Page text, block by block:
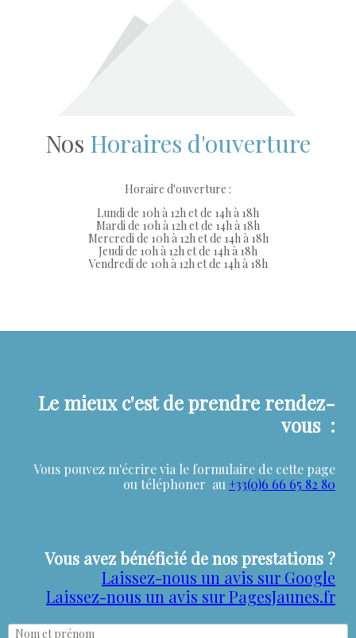
Nos Horaires d'ouverture
Horaire d'ouverture :
Lundi de 10h à 12h et de 14h à 18h
Mardi de 10h à 12h et de 14h à 18h
Mercredi de 10h à 12h et de 14h à 18h
Jeudi de 10h à 12h et de 14h à 18h
Vendredi de 10h à 12h et de 14h à 18h
Le mieux c'est de prendre rendez-
vous :
Vous pouvez m'écrire via le formulaire de cette page
ou téléphoner au +33(0)6 66 65 82 80
Vous avez bénéficié de nos prestations ?
Laissez-nous un avis sur Google
Laissez-nous un avis sur PagesJaunes.fr